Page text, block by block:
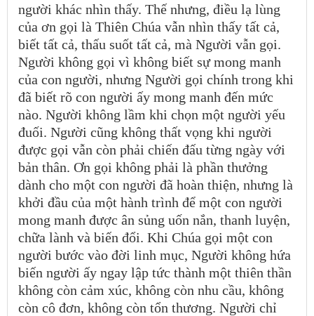
người khác nhìn thấy. Thế nhưng, điều lạ lùng
của ơn gọi là Thiên Chúa vẫn nhìn thấy tất cả,
biết tất cả, thấu suốt tất cả, mà Người vẫn gọi.
Người không gọi vì không biết sự mong manh
của con người, nhưng Người gọi chính trong khi
đã biết rõ con người ấy mong manh đến mức
nào. Người không lầm khi chọn một người yếu
đuối. Người cũng không thất vọng khi người
được gọi vẫn còn phải chiến đấu từng ngày với
bản thân. Ơn gọi không phải là phần thưởng
dành cho một con người đã hoàn thiện, nhưng là
khởi đầu của một hành trình để một con người
mong manh được ân sủng uốn nắn, thanh luyện,
chữa lành và biến đổi. Khi Chúa gọi một con
người bước vào đời linh mục, Người không hứa
biến người ấy ngay lập tức thành một thiên thần
không còn cảm xúc, không còn nhu cầu, không
còn cô đơn, không còn tổn thương. Người chỉ